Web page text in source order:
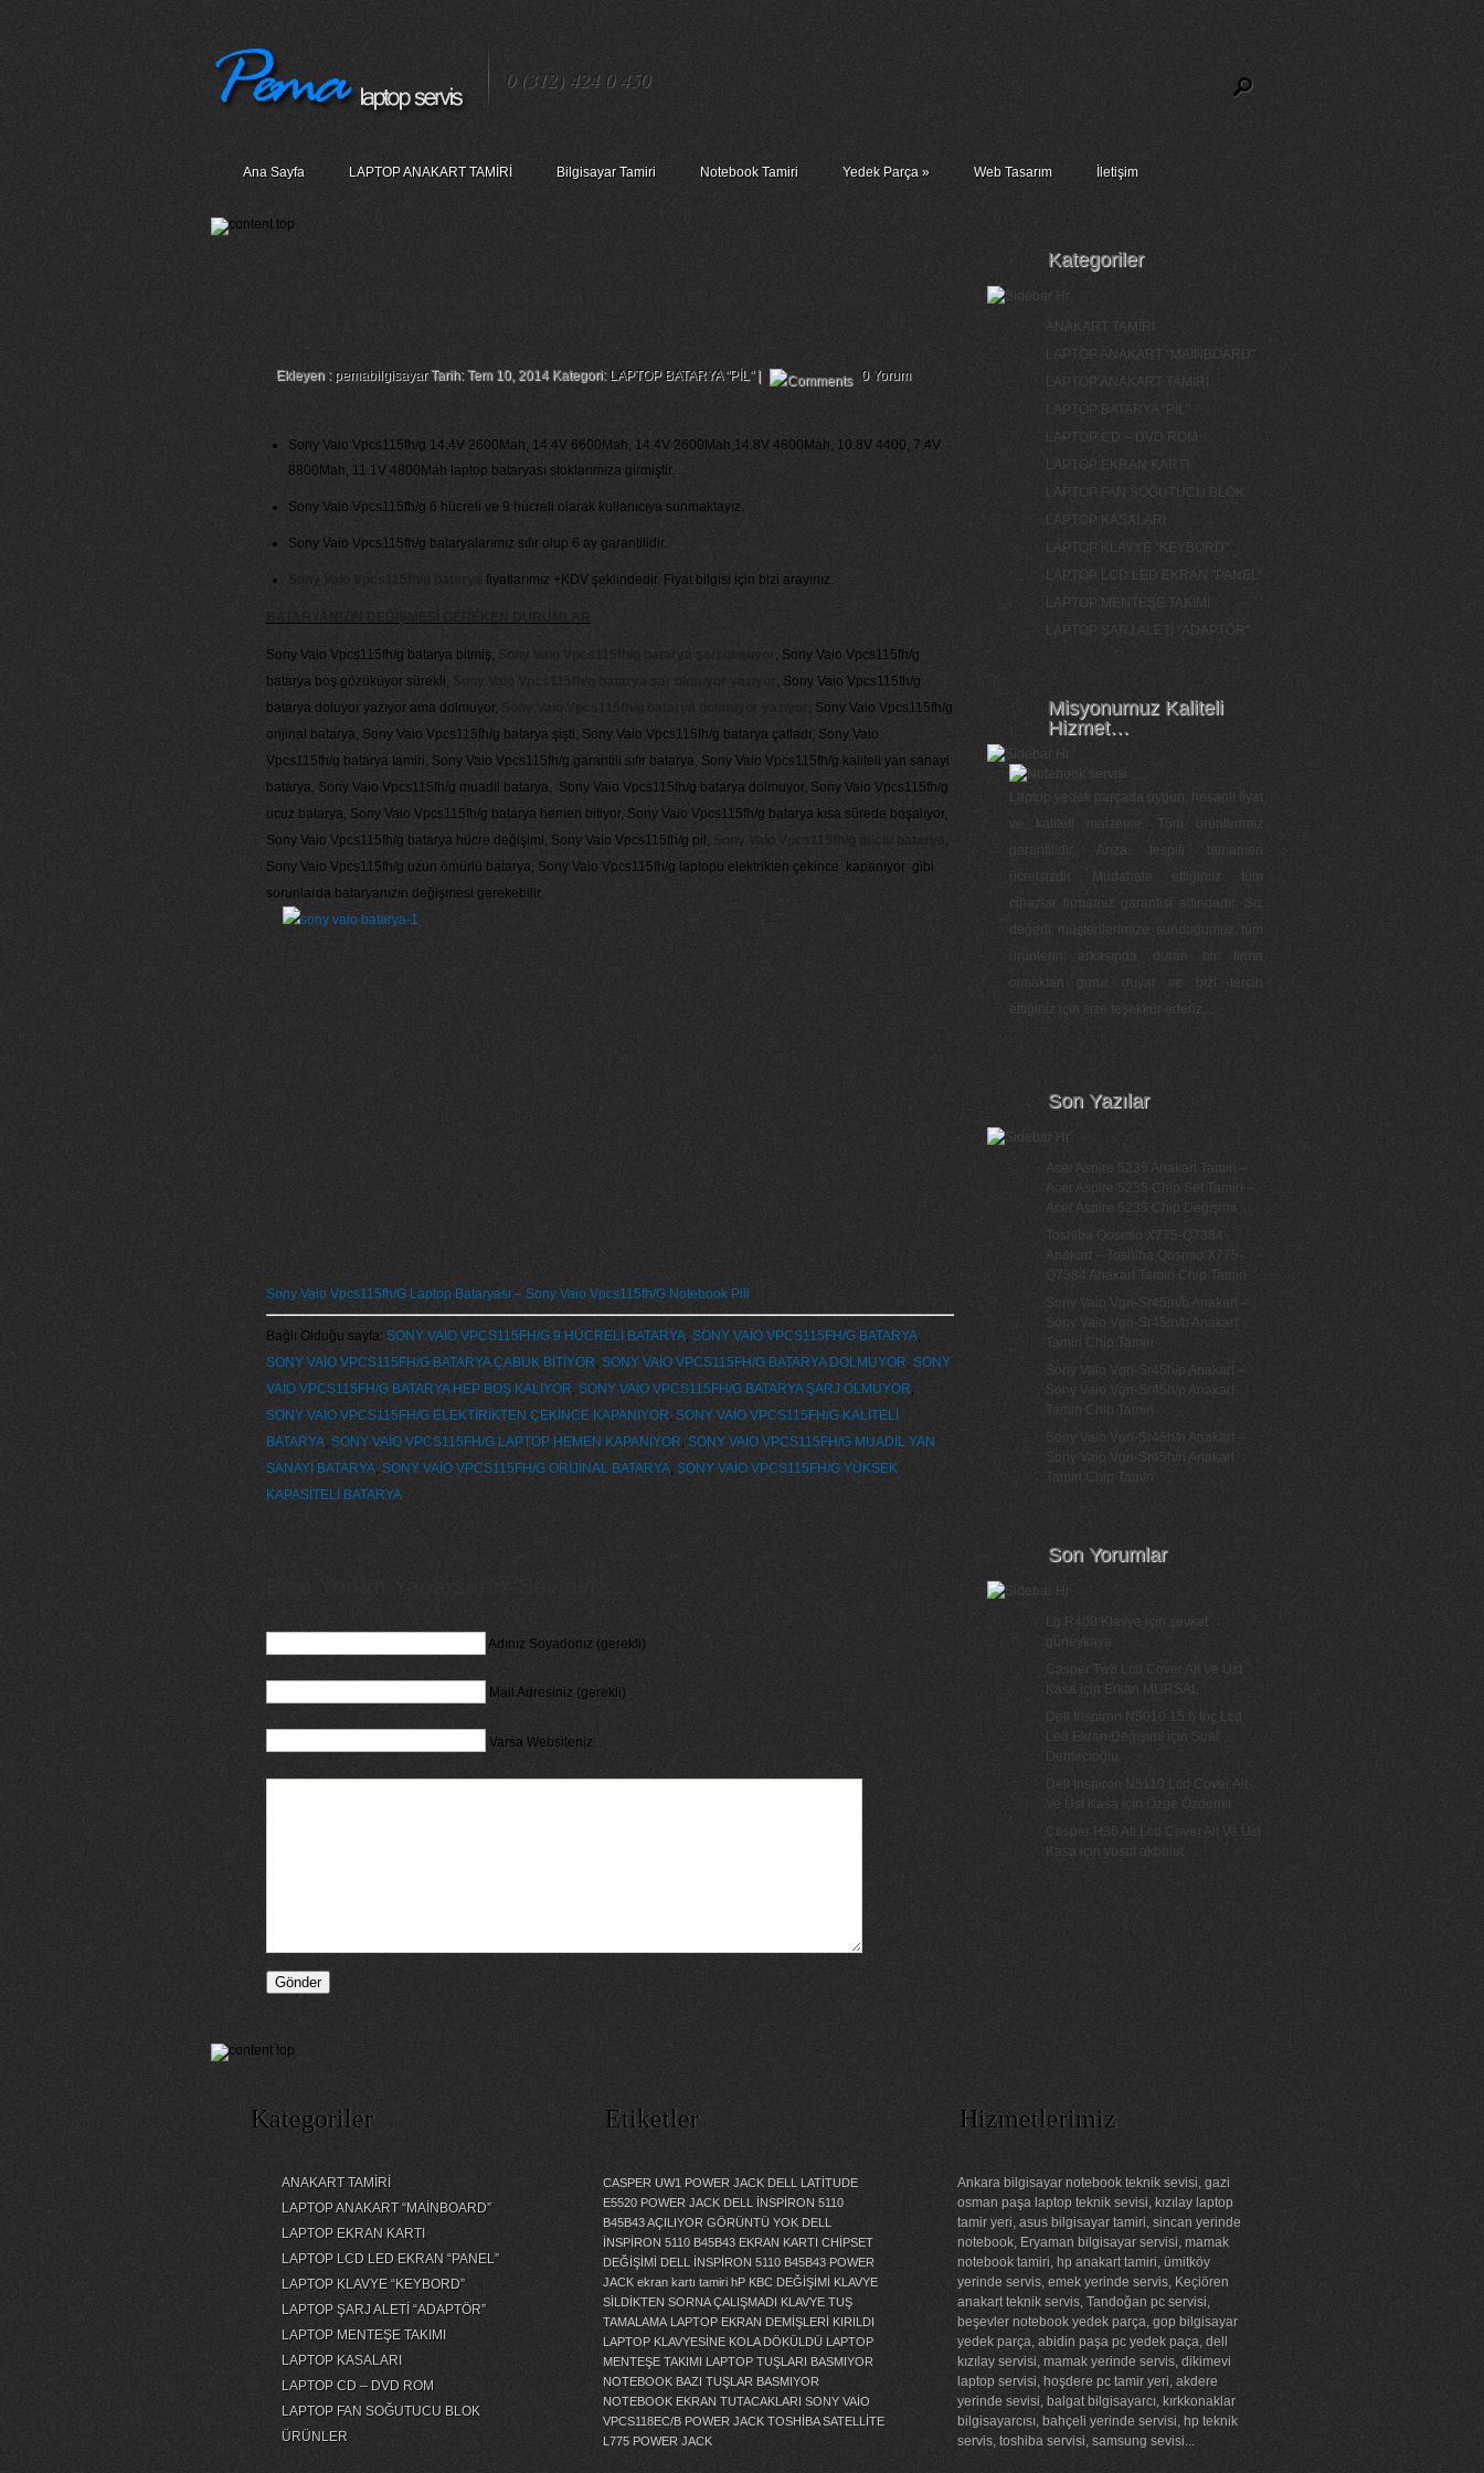
0 (312) 424 0 450
Ana Sayfa LAPTOP ANAKART TAMİRİ Bilgisayar Tamiri Notebook Tamiri Yedek Parça» Web Tasarım İletişim
Ekleyen : pemabilgisayarTarih: Tem 10, 2014 Kategori: LAPTOP BATARYA "PİL"| 0 Yorum
Sony Vaio Vpcs115fh/g 14.4V 2600Mah, 14.4V 6600Mah, 14.4V 2600Mah,14.8V 4800Mah, 10.8V 4400, 7.4V
8800Mah, 11.1V 4800Mah laptop bataryası stoklarımıza girmiştir.
Sony Vaio Vpcs115fh/g 6 hücreli ve 9 hücreli olarak kullanıcıya sunmaktayız.
Sony Vaio Vpcs115fh/g bataryalarımız sıfır olup 6 ay garantilidir.
fiyatlarımız +KDV şeklindedir. Fiyat bilgisi için bizi arayınız.
Sony Vaio Vpcs115fh/g batarya bitmiş,
, Sony Vaio Vpcs115fh/g
batarya boş gözüküyor sürekli,
, Sony Vaio Vpcs115fh/g
batarya doluyor yazıyor ama dolmuyor,
, Sony Vaio Vpcs115fh/g
orijinal batarya, Sony Vaio Vpcs115fh/g batarya şişti, Sony Vaio Vpcs115fh/g batarya çatladı, Sony Vaio
Vpcs115fh/g batarya tamiri, Sony Vaio Vpcs115fh/g garantili sıfır batarya, Sony Vaio Vpcs115fh/g kaliteli yan sanayi
batarya, Sony Vaio Vpcs115fh/g muadil batarya, Sony Vaio Vpcs115fh/g batarya dolmuyor, Sony Vaio Vpcs115fh/g
ucuz batarya, Sony Vaio Vpcs115fh/g batarya hemen bitiyor, Sony Vaio Vpcs115fh/g batarya kısa sürede boşalıyor,
Sony Vaio Vpcs115fh/g batarya hücre değişimi, Sony Vaio Vpcs115fh/g pil,
,
Sony Vaio Vpcs115fh/g uzun ömürlü batarya, Sony Vaio Vpcs115fh/g laptopu elektrikten çekince kapanıyor gibi
sorunlarda bataryanızın değişmesi gerekebilir.
Sony Vaio Vpcs115fh/G Laptop Bataryası – Sony Vaio Vpcs115fh/G Notebook Pili
Bağlı Olduğu sayfa: SONY VAİO VPCS115FH/G 9 HÜCRELİ BATARYA, SONY VAİO VPCS115FH/G BATARYA,
SONY VAİO VPCS115FH/G BATARYA ÇABUK BİTİYOR, SONY VAİO VPCS115FH/G BATARYA DOLMUYOR, SONY
VAİO VPCS115FH/G BATARYA HEP BOŞ KALIYOR, SONY VAİO VPCS115FH/G BATARYA ŞARJ OLMUYOR,
SONY VAİO VPCS115FH/G ELEKTİRİKTEN ÇEKİNCE KAPANIYOR, SONY VAİO VPCS115FH/G KALİTELİ
BATARYA, SONY VAİO VPCS115FH/G LAPTOP HEMEN KAPANIYOR, SONY VAİO VPCS115FH/G MUADİL YAN
SANAYİ BATARYA, SONY VAİO VPCS115FH/G ORİJİNAL BATARYA, SONY VAİO VPCS115FH/G YÜKSEK
KAPASİTELİ BATARYA
Adınız Soyadonız (gerekli)
Mail Adresiniz (gerekli)
Varsa Websiteniz
Kategoriler
ANAKART TAMİRİ
LAPTOP ANAKART "MAİNBOARD"
LAPTOP ANAKART TAMİRİ
LAPTOP BATARYA "PİL"
LAPTOP CD – DVD ROM
LAPTOP EKRAN KARTI
LAPTOP FAN SOĞUTUCU BLOK
LAPTOP KASALARI
LAPTOP KLAVYE "KEYBORD"
LAPTOP LCD LED EKRAN "PANEL"
LAPTOP MENTEŞE TAKIMI
LAPTOP ŞARJ ALETİ "ADAPTÖR"
Misyonumuz Kaliteli
Hizmet…
Laptop yedek parçada uygun, hesaplı fiyat
ve kaliteli malzeme. Tüm ürünlerimiz
garantilidir. Arıza tespiti tamamen
ücretsizdir. Müdahale ettiğimiz tüm
cihazlar firmamız garantisi altındadır. Siz
değerli müşterilerimize sunduğumuz tüm
ürünlerin arkasında duran bir firma
olmaktan gurur duyar ve bizi tercih
ettiğiniz için size teşekkür ederiz...
Son Yazılar
Acer Aspire 5235 Anakart Tamiri –
Acer Aspire 5235 Chip Set Tamiri –
Acer Aspire 5235 Chip Değişimi
Toshiba Qosmio X775-Q7384
Anakart – Toshiba Qosmio X775-
Q7384 Anakart Tamiri Chip Tamiri
Sony Vaio Vgn-Sr45m/b Anakart –
Sony Vaio Vgn-Sr45m/b Anakart
Tamiri Chip Tamiri
Sony Vaio Vgn-Sr45h/p Anakart –
Sony Vaio Vgn-Sr45h/p Anakart
Tamiri Chip Tamiri
Sony Vaio Vgn-Sr45h/n Anakart –
Sony Vaio Vgn-Sr45h/n Anakart
Tamiri Chip Tamiri
Son Yorumlar
Lg R400 Klavye için
şevket
güneykaya
Casper Tw8 Lcd Cover Alt Ve Üst
Kasa
için Erkan MURSAL
Dell Inspiron N5010 15.6 İnç Lcd
Led Ekran Değişimi
için Suat
Demircioğlu
Dell İnspiron N5110 Lcd Cover Alt
Ve Üst Kasa
için Özge Özdemir
Casper H36 Ati Lcd Cover Alt Ve Üst
Kasa
için yusuf akbulut
Kategoriler
ANAKART TAMİRİ
LAPTOP ANAKART “MAİNBOARD”
LAPTOP EKRAN KARTI
LAPTOP LCD LED EKRAN “PANEL”
LAPTOP KLAVYE “KEYBORD”
LAPTOP ŞARJ ALETİ “ADAPTÖR”
LAPTOP MENTEŞE TAKIMI
LAPTOP KASALARI
LAPTOP CD – DVD ROM
LAPTOP FAN SOĞUTUCU BLOK
ÜRÜNLER
Etiketler
CASPER UW1 POWER JACK DELL LATİTUDE
E5520 POWER JACK DELL İNSPİRON 5110
B45B43 AÇILIYOR GÖRÜNTÜ YOK DELL
İNSPİRON 5110 B45B43 EKRAN KARTI CHİPSET
DEĞİŞİMİ
DELL İNSPİRON 5110 B45B43 POWER
JACK ekran kartı tamiri hP KBC DEĞİŞİMİ
KLAVYE
SİLDİKTEN SORNA ÇALIŞMADI
KLAVYE TUŞ
TAMALAMA
LAPTOP EKRAN DEMİŞLERİ KIRILDI
LAPTOP KLAVYESİNE KOLA DÖKÜLDÜ
LAPTOP
MENTEŞE TAKIMI
LAPTOP TUŞLARI BASMIYOR
NOTEBOOK BAZI TUŞLAR BASMIYOR
NOTEBOOK EKRAN TUTACAKLARI SONY VAİO
VPCS118EC/B POWER JACK TOSHİBA SATELLİTE
L775 POWER JACK
Hizmetlerimiz
Ankara bilgisayar notebook teknik sevisi, gazi
osman paşa laptop teknik sevisi, kızılay laptop
tamir yeri, asus bilgisayar tamiri, sincan yerinde
notebook, Eryaman bilgisayar servisi, mamak
notebook tamiri, hp anakart tamiri, ümitköy
yerinde servis, emek yerinde servis, Keçiören
anakart teknik servis, Tandoğan pc servisi,
beşevler notebook yedek parça, gop bilgisayar
yedek parça, abidin paşa pc yedek paça, dell
kızılay servisi, mamak yerinde servis, dikimevi
laptop servisi, hoşdere pc tamir yeri, akdere
yerinde sevisi, balgat bilgisayarcı, kırkkonaklar
bilgisayarcısı, bahçeli yerinde servisi, hp teknik
servis, toshiba servisi, samsung sevisi...